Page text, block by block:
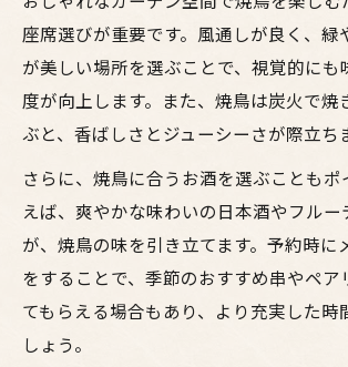
座席選びが重要です。風通しが良く、緑
が美しい場所を選ぶことで、視覚的にも
度が向上します。また、焼鳥は炭火で焼
ぶと、香ばしさとジューシーさが際立ち
さらに、焼鳥に合うお酒を選ぶこともポ
えば、爽やかな味わいの日本酒やフルー
が、焼鳥の味を引き立てます。予約時に
をすることで、季節のおすすめ串やペア
てもらえる場合もあり、より充実した時
しょう。